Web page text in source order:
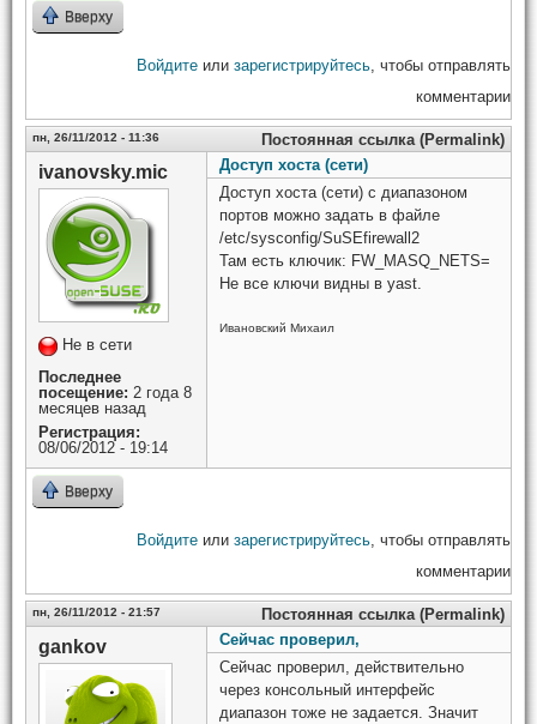
Вверху
Войдите или зарегистрируйтесь, чтобы отправлять
комментарии
пн, 26/11/2012 - 11:36 Постоянная ссылка (Permalink)
ivanovsky.mic
Не в сети
Последнее
посещение: 2 года 8
месяцев назад
Регистрация:
08/06/2012 - 19:14
Доступ хоста (сети)
Доступ хоста (сети) с диапазоном
портов можно задать в файле
/etc/sysconfig/SuSEfirewall2
Там есть ключик: FW_MASQ_NETS=
Не все ключи видны в yast.
Ивановский Михаил
Вверху
Войдите или зарегистрируйтесь, чтобы отправлять
комментарии
пн, 26/11/2012 - 21:57 Постоянная ссылка (Permalink)
gankov
Сейчас проверил,
Сейчас проверил, действительно
через консольный интерфейс
диапазон тоже не задается. Значит